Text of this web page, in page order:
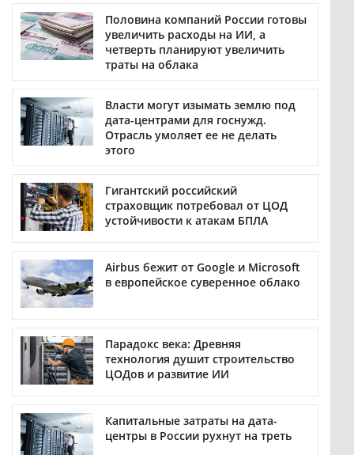
Половина компаний России готовы
увеличить расходы на ИИ, а
четверть планируют увеличить
траты на облака
Власти могут изымать землю под
дата-центрами для госнужд.
Отрасль умоляет ее не делать
этого
Гигантский российский
страховщик потребовал от ЦОД
устойчивости к атакам БПЛА
Airbus бежит от Google и Microsoft
в европейское суверенное облако
Парадокс века: Древняя
технология душит строительство
ЦОДов и развитие ИИ
Капитальные затраты на дата-
центры в России рухнут на треть